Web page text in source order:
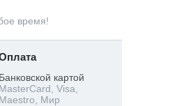
время!
Банковской картой
MasterCard, Visa,
Maestro, Мир